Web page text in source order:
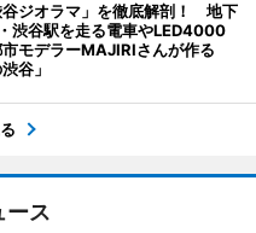
谷ジオラマ」を徹底解剖！ 地下
渋谷駅を走る電車やLED4000
モデラーMAJIRIさんが作る
谷」
ース